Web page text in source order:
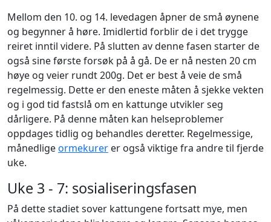
Mellom den 10. og 14. levedagen åpner de små øynene
og begynner å høre. Imidlertid forblir de i det trygge
reiret inntil videre. På slutten av denne fasen starter de
også sine første forsøk på å gå. De er nå nesten 20 cm
høye og veier rundt 200g. Det er best å veie de små
regelmessig. Dette er den eneste måten å sjekke vekten
og i god tid fastslå om en kattunge utvikler seg
dårligere. På denne måten kan helseproblemer
oppdages tidlig og behandles deretter. Regelmessige,
månedligeormekurer er også viktige fra andre til fjerde
uke.
Uke 3 - 7: sosialiseringsfasen
På dette stadiet sover kattungene fortsatt mye, men